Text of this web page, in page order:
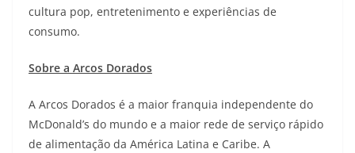
cultura pop, entretenimento e experiências de
consumo.
Sobre a Arcos Dorados
A Arcos Dorados é a maior franquia independente do
McDonald’s do mundo e a maior rede de serviço rápido
de alimentação da América Latina e Caribe. A